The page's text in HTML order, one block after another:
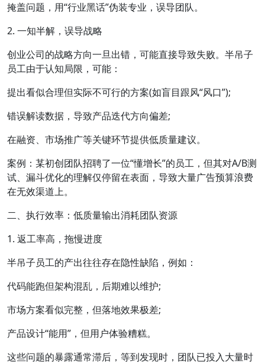
掩盖问题，用“行业黑话”伪装专业，误导团队。
2. 一知半解，误导战略
创业公司的战略方向一旦出错，可能直接导致失败。半吊子
员工由于认知局限，可能：
提出看似合理但实际不可行的方案(如盲目跟风“风口”);
错误解读数据，导致产品迭代方向偏差;
在融资、市场推广等关键环节提供低质量建议。
案例：某初创团队招聘了一位“懂增长”的员工，但其对A/B测
试、漏斗优化的理解仅停留在表面，导致大量广告预算浪费
在无效渠道上。
二、执行效率：低质量输出消耗团队资源
1. 返工率高，拖慢进度
半吊子员工的产出往往存在隐性缺陷，例如：
代码能跑但架构混乱，后期难以维护;
市场方案看似完整，但落地效果极差;
产品设计“能用”，但用户体验糟糕。
这些问题的暴露通常滞后，等到发现时，团队已投入大量时